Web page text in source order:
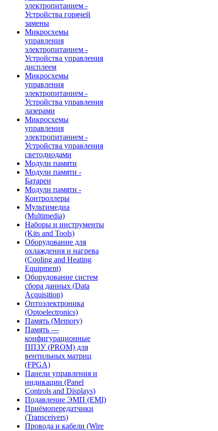
электропитанием -
Устройства горячей
замены
Микросхемы
управления
электропитанием -
Устройства управления
дисплеем
Микросхемы
управления
электропитанием -
Устройства управления
лазерами
Микросхемы
управления
электропитанием -
Устройства управления
светодиодами
Модули памяти
Модули памяти -
Батареи
Модули памяти -
Контроллеры
Мультимедиа
(Multimedia)
Наборы и инструменты
(Kits and Tools)
Оборудование для
охлаждения и нагрева
(Cooling and Heating
Equipment)
Оборудование систем
сбора данных (Data
Acquisition)
Оптоэлектроника
(Optoelectronics)
Память (Memory)
Память —
конфигурационные
ППЗУ (PROM) для
вентильных матриц
(FPGA)
Панели управления и
индикации (Panel
Controls and Displays)
Подавление ЭМП (EMI)
Приёмопередатчики
(Transceivers)
Провода и кабели (Wire